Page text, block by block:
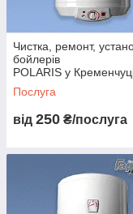
Проблеми з
наступні:
відсутність або
води,
іржава вода,
високий або
Більшість з них
заміна деталі.
ремонтних робіт,
Чистка, ремонт,
бойлерів
POLARIS у
Послуга
від 250 ₴/послуга